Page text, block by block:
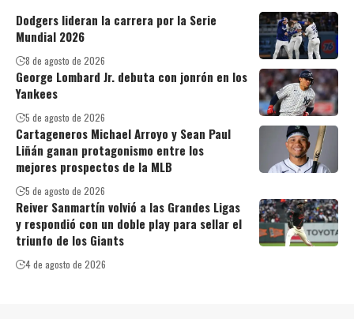
Dodgers lideran la carrera por la Serie
Mundial 2026
8 de agosto de 2026
George Lombard Jr. debuta con jonrón en los
Yankees
5 de agosto de 2026
Cartageneros Michael Arroyo y Sean Paul
Liñán ganan protagonismo entre los
mejores prospectos de la MLB
5 de agosto de 2026
Reiver Sanmartín volvió a las Grandes Ligas
y respondió con un doble play para sellar el
triunfo de los Giants
4 de agosto de 2026